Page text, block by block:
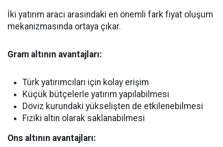
İki yatırım aracı arasındaki en önemli fark fiyat oluşum
mekanizmasında ortaya çıkar.
Gram altının avantajları:
Türk yatırımcıları için kolay erişim
Küçük bütçelerle yatırım yapılabilmesi
Döviz kurundaki yükselişten de etkilenebilmesi
Fiziki altın olarak saklanabilmesi
Ons altının avantajları: